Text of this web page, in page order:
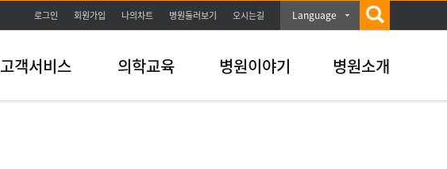
로그인 회원가입 나의차트 병원둘러보기 오시는길 Language
고객서비스 의학교육 병원이야기 병원소개